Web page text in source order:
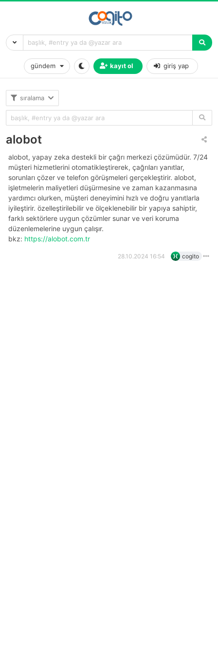
gündem kayıt ol giriş yap
sıralama
alobot
alobot, yapay zeka destekli bir çağrı merkezi çözümüdür. 7/24
müşteri hizmetlerini otomatikleştirerek, çağrıları yanıtlar,
sorunları çözer ve telefon görüşmeleri gerçekleştirir. alobot,
işletmelerin maliyetleri düşürmesine ve zaman kazanmasına
yardımcı olurken, müşteri deneyimini hızlı ve doğru yanıtlarla
iyileştirir. özelleştirilebilir ve ölçeklenebilir bir yapıya sahiptir,
farklı sektörlere uygun çözümler sunar ve veri koruma
düzenlemelerine uygun çalışır.
bkz: https://alobot.com.tr
28.10.2024 16:54 cogito